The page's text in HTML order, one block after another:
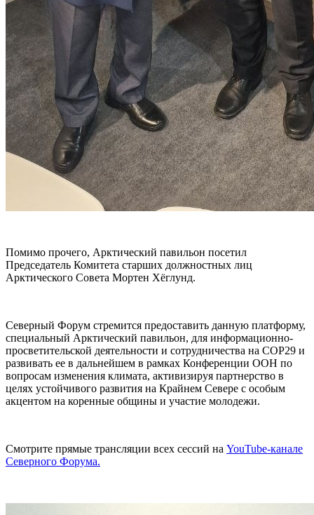
Помимо прочего, Арктический павильон посетил
Председатель Комитета старших должностных лиц
Арктического Совета Мортен Хёглунд.
Северный Форум стремится предоставить данную платформу,
специальный Арктический павильон, для информационно-
просветительской деятельности и сотрудничества на COP29 и
развивать ее в дальнейшем в рамках Конференции ООН по
вопросам изменения климата, активизируя партнерство в
целях устойчивого развития на Крайнем Севере с особым
акцентом на коренные общины и участие молодежи.
Смотрите прямые трансляции всех сессий на YouTube-канале
Северного Форума.